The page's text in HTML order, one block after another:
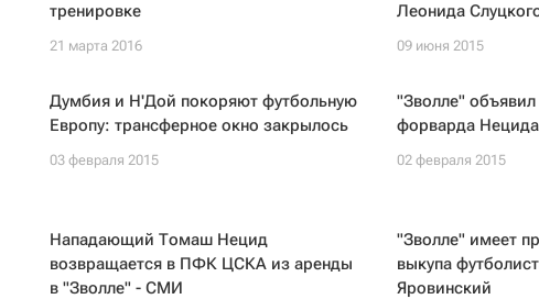
тренировке
21 марта 2016
Леонида
09 июня 2015
Думбия и Н'Дой покоряют футбольную
Европу: трансферное окно закрылось
03 февраля 2015
"Зволле"
форварда
02 февраля 2015
Нападающий Томаш Нецид
возвращается в ПФК ЦСКА из аренды
в "Зволле" - СМИ
"Зволле" имеет
выкупа
Яровинский